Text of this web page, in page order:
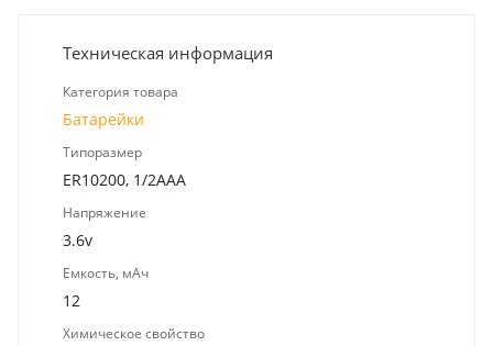
Техническая информация
Категория товара
Батарейки
Типоразмер
ER10200, 1/2AAA
Напряжение
3.6v
Емкость, мАч
12
Химическое свойство